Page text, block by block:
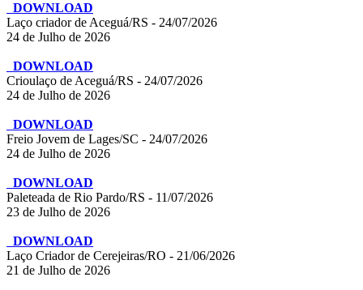
DOWNLOAD
Laço criador de Aceguá/RS - 24/07/2026
24 de Julho de 2026
DOWNLOAD
Crioulaço de Aceguá/RS - 24/07/2026
24 de Julho de 2026
DOWNLOAD
Freio Jovem de Lages/SC - 24/07/2026
24 de Julho de 2026
DOWNLOAD
Paleteada de Rio Pardo/RS - 11/07/2026
23 de Julho de 2026
DOWNLOAD
Laço Criador de Cerejeiras/RO - 21/06/2026
21 de Julho de 2026